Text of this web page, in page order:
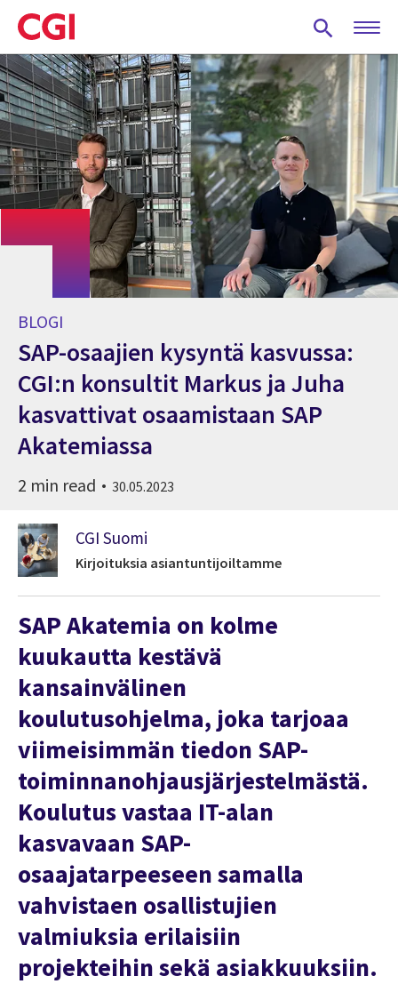
Skip
to
main
content
BLOGI
SAP-osaajien kysyntä kasvussa:
CGI:n konsultit Markus ja Juha
kasvattivat osaamistaan SAP
Akatemiassa
2 min read 30.05.2023
CGI Suomi
Kirjoituksia asiantuntijoiltamme
SAP Akatemia on kolme
kuukautta kestävä
kansainvälinen
koulutusohjelma, joka tarjoaa
viimeisimmän tiedon SAP-
toiminnanohjausjärjestelmästä.
Koulutus vastaa IT-alan
kasvavaan SAP-
osaajatarpeeseen samalla
vahvistaen osallistujien
valmiuksia erilaisiin
projekteihin sekä asiakkuuksiin.